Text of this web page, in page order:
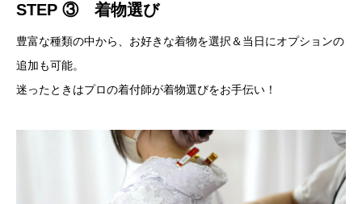
STEP ③ 着物選び
豊富な種類の中から、お好きな着物を選択＆当日にオプションの
追加も可能。
迷ったときはプロの着付師が着物選びをお手伝い！